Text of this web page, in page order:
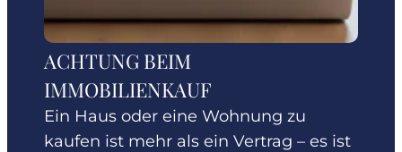
ACHTUNG BEIM
IMMOBILIENKAUF
Ein Haus oder eine Wohnung zu
kaufen ist mehr als ein Vertrag – es ist